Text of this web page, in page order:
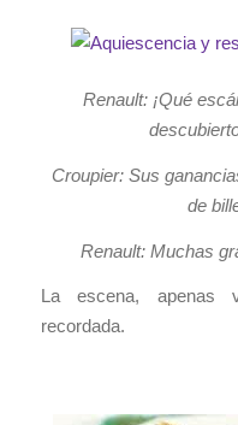
Renault: ¡Qué
Croupier: Sus
de
Renault: Muchas
La escena, apenas
recordada.